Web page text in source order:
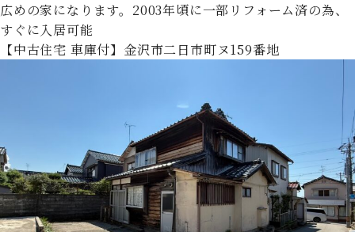
広めの家になります。2003年頃に一部リフォーム済の為、
すぐに入居可能
【中古住宅 車庫付】金沢市二日市町ヌ159番地